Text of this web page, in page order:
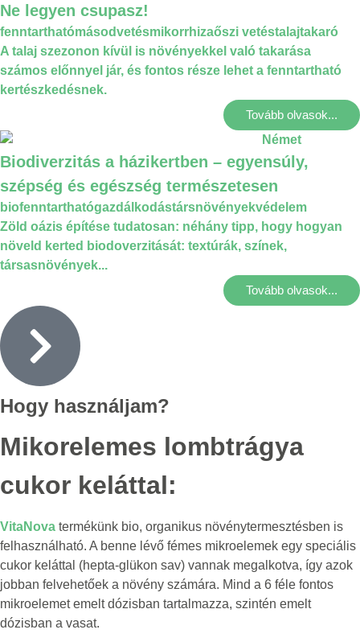
Ne legyen csupasz!
fenntarthatómásodvetésmikorrhizaőszi vetéstalajtakaró
A talaj szezonon kívül is növényekkel való takarása
számos előnnyel jár, és fontos része lehet a fenntartható
kertészkedésnek.
Tovább olvasok...
Biodiverzitás a házikertben – egyensúly,
szépség és egészség természetesen
biofenntarthatógazdálkodástársnövényekvédelem
Zöld oázis építése tudatosan: néhány tipp, hogy hogyan
növeld kerted biodoverzitását: textúrák, színek,
társasnövények...
Tovább olvasok...
Hogy használjam?
Mikorelemes lombtrágya
cukor keláttal:
VitaNova termékünk bio, organikus növénytermesztésben is
felhasználható. A benne lévő fémes mikroelemek egy speciális
cukor keláttal (hepta-glükon sav) vannak megalkotva, így azok
jobban felvehetőek a növény számára. Mind a 6 féle fontos
mikroelemet emelt dózisban tartalmazza, szintén emelt
dózisban a vasat.